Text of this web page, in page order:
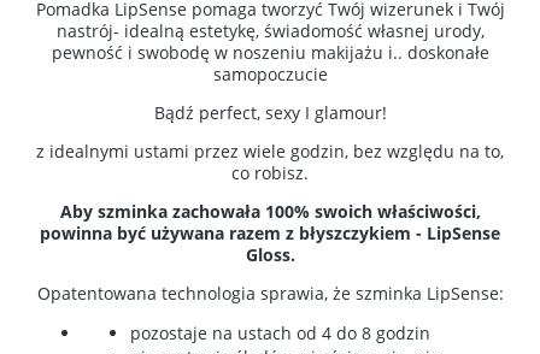
Pomadka LipSense pomaga tworzyć Twój wizerunek i Twój
nastrój- idealną estetykę, świadomość własnej urody,
pewność i swobodę w noszeniu makijażu i.. doskonałe
samopoczucie
Bądź perfect, sexy I glamour!
z idealnymi ustami przez wiele godzin, bez względu na to,
co robisz.
Aby szminka zachowała 100% swoich właściwości,
powinna być używana razem z błyszczykiem - LipSense
Gloss.
Opatentowana technologia sprawia, że szminka LipSense:
pozostaje na ustach od 4 do 8 godzin